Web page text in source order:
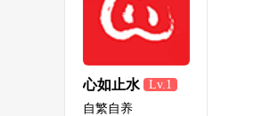
心如止水
Lv.1
自繁自养